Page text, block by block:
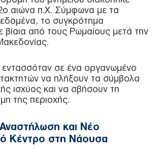
αιώνα π.Χ. Σύμφωνα με τα
το συγκρότημα
βίαια από τους Ρωμαίους μετά την
εντασσόταν σε ένα οργανωμένο
να πλήξουν τα σύμβολα
ισχύος και να σβήσουν τη
της περιοχής.
και Νέο
Κέντρο στη Νάουσα